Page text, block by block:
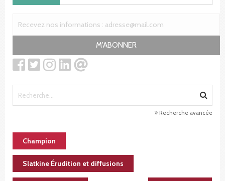
M'ABONNER
Recherche avancée
Champion
Slatkine Érudition et diffusions